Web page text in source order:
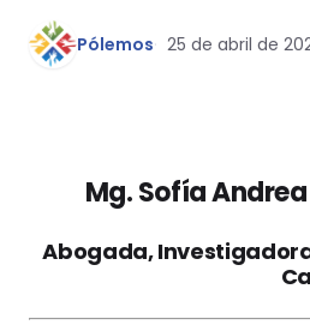
Pólemos 25 de abril de
Mg. Sofía
Abogada,